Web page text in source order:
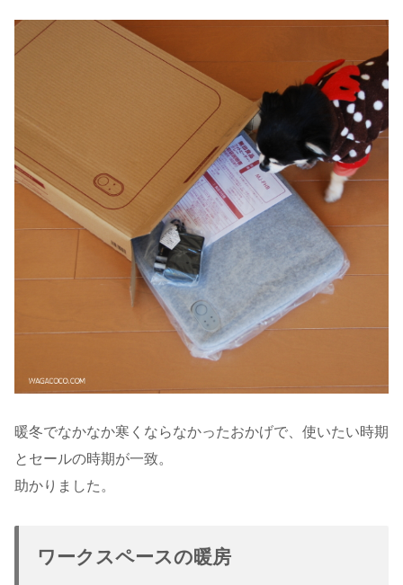
暖冬でなかなか寒くならなかったおかげで、使いたい時期
とセールの時期が一致。
助かりました。
ワークスペースの暖房